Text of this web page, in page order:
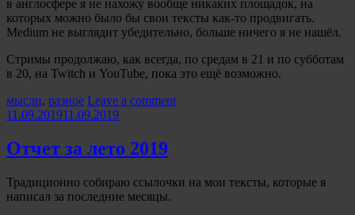
в англосфере я не нахожу вообще никаких площадок, на
которых можно было бы свои тексты как-то продвигать.
Medium не выглядит убедительно, больше ничего я не нашёл.
Стримы продолжаю, как всегда, по средам в 21 и по субботам
в 20, на Twitch и YouTube, пока это ещё возможно.
Categories:
мысли, разное Leave a comment
11.09.201911.09.2019
Отчет за лето 2019
Традиционно собираю ссылочки на мои тексты, которые я
написал за последние месяцы.